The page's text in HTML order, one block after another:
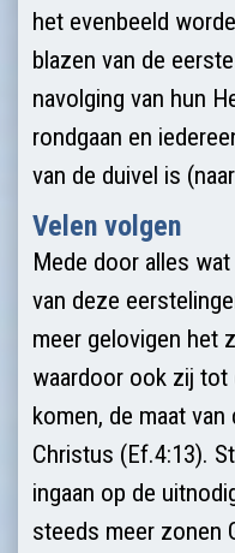
het evenbeeld
blazen van de
navolging van hun
rondgaan en
van de duivel is
Velen volgen
Mede door alles
van deze
meer gelovigen het
waardoor ook zij tot
komen, de maat
Christus (Ef.4:13).
ingaan op de
steeds meer zonen